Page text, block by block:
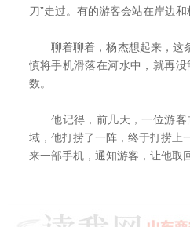
刀”走过。有的游客会站在岸边
聊着聊着，杨杰想起来，这条
慎将手机滑落在河水中，就再
数。
他记得，前几天，一位游客
域，他打捞了一阵，终于打捞上
来一部手机，通知游客，让他取